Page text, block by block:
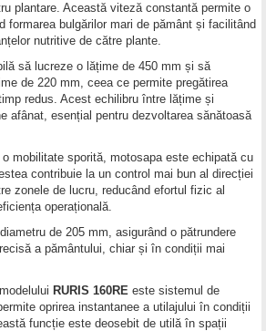
plantare. Această viteză constantă permite o
formarea bulgărilor mari de pământ și facilitând
nutritive de către plante.
să lucreze o lățime de 450 mm și să
de 220 mm, ceea ce permite pregătirea
redus. Acest echilibru între lățime și
afânat, esențial pentru dezvoltarea sănătoasă
mobilitate sporită, motosapa este echipată cu
contribuie la un control mai bun al direcției
zonele de lucru, reducând efortul fizic al
operațională.
de 205 mm, asigurând o pătrundere
a pământului, chiar și în condiții mai
RURIS 160RE este sistemul de
oprirea instantanee a utilajului în condiții
funcție este deosebit de utilă în spații